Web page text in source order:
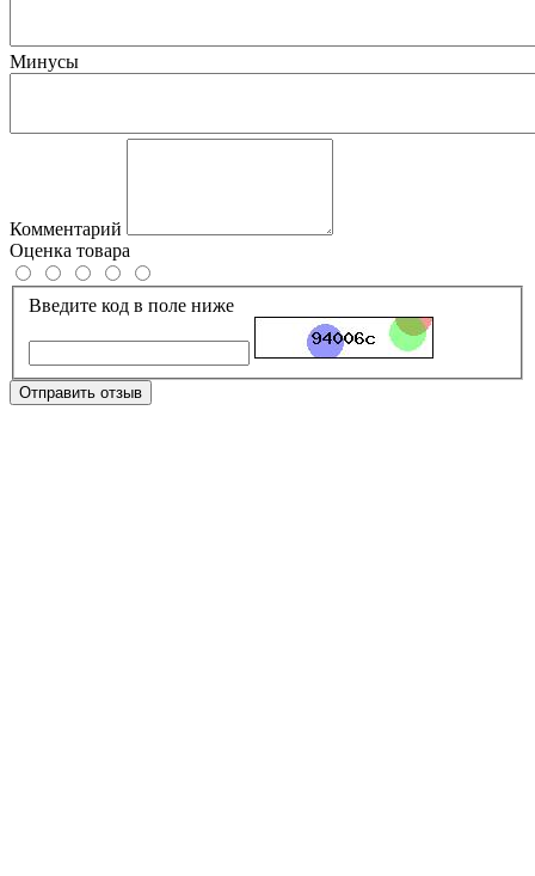
Минусы
Комментарий
Оценка товара
Введите код в поле ниже
Отправить отзыв